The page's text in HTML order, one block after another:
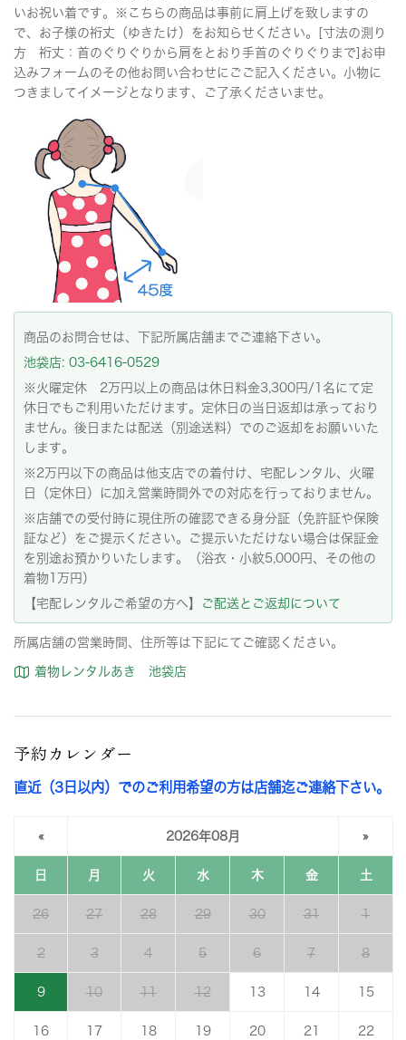
いお祝い着です。※こちらの商品は事前に肩上げを致しますの
で、お子様の裄丈（ゆきたけ）をお知らせください。[寸法の測り
方 裄丈：首のぐりぐりから肩をとおり手首のぐりぐりまで]お申
込みフォームのその他お問い合わせにごご記入ください。小物に
つきましてイメージとなります、ご了承くださいませ。
商品のお問合せは、下記所属店舗までご連絡下さい。
池袋店: 03-6416-0529
※火曜定休 2万円以上の商品は休日料金3,300円/1名にて定
休日でもご利用いただけます。定休日の当日返却は承っており
ません。後日または配送（別途送料）でのご返却をお願いいた
します。
※2万円以下の商品は他支店での着付け、宅配レンタル、火曜
日（定休日）に加え営業時間外での対応を行っておりません。
※店舗での受付時に現住所の確認できる身分証（免許証や保険
証など）をご提示ください。ご提示いただけない場合は保証金
を別途お預かりいたします。（浴衣・小紋5,000円、その他の
着物1万円）
【宅配レンタルご希望の方へ】
ご配送とご返却について
所属店舗の営業時間、住所等は下記にてご確認ください。
着物レンタルあき 池袋店
予約カレンダー
直近（3日以内）でのご利用希望の方は店舗迄ご連絡下さい。
« 2026年08月 »
日 月 火 水 木 金 土
26 27 28 29 30 31 1
2 3 4 5 6 7 8
9 10 11 12 13 14 15
16 17 18 19 20 21 22